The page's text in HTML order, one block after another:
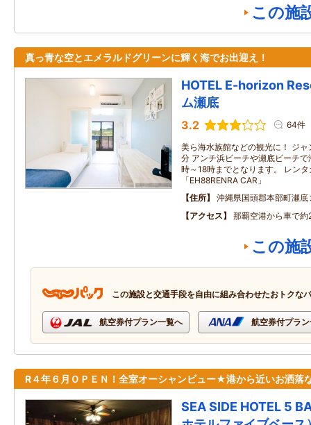
この施
真っ青な空とエメラルドグリーンに輝く海でお出迎え！
HOTEL E-horizon
ム瀬底
3.2 64件
美ら海水族館などの観光に！ ジ
分 アンチ浜ビーチや瀬底ビーチ
時～18時までとなります。 レン
「EH88RENRA CAR」
住所
沖縄県国頭郡本部町瀬底
アクセス
那覇空港から車で約
この施
この施設と交通手段を自由に組み合わせたおトクな
航空券付プラン一覧へ 航空券付プラ
R４年６月ＯＰＥＮ！全室オーシャンビュー★港から近いお洒落
SEA SIDE HOTEL 5